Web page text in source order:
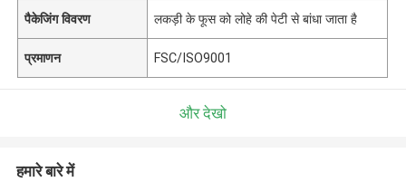
पैकेजिंग विवरण लकड़ी के फूस को लोहे की पेटी से बांधा जाता है
प्रमाणन FSC/ISO9001
और देखो
हमारे बारे में